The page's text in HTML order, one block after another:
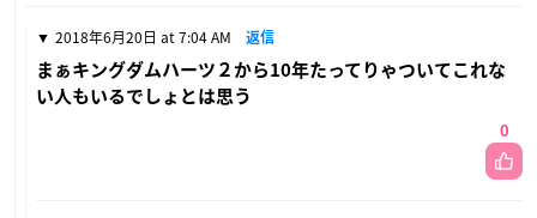
2018年6月20日 at 7:04 AM 返信
まぁキングダムハーツ２から10年たってりゃついてこれな
い人もいるでしょとは思う
0